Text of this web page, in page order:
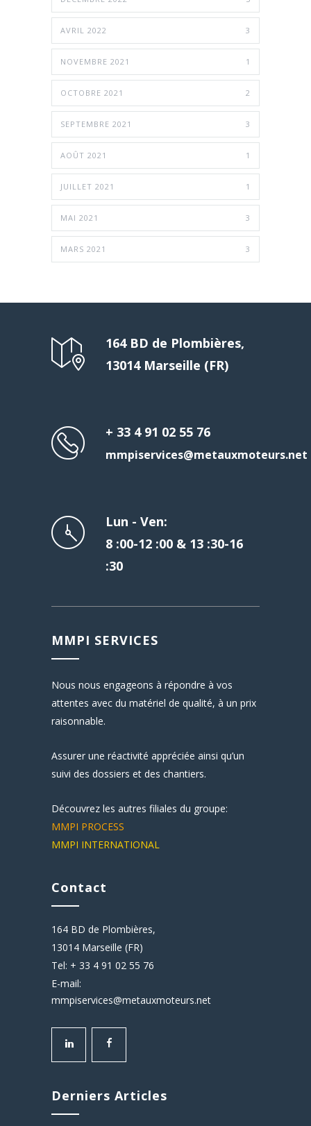
AVRIL 2022 3
NOVEMBRE 2021 1
OCTOBRE 2021 2
SEPTEMBRE 2021 3
AOÛT 2021 1
JUILLET 2021 1
MAI 2021 3
MARS 2021 3
164 BD de Plombières,
13014 Marseille (FR)
+ 33 4 91 02 55 76
mmpiservices@metauxmoteurs.net
Lun - Ven:
8 :00-12 :00 & 13 :30-16
:30
MMPI SERVICES
Nous nous engageons à répondre à vos
attentes avec du matériel de qualité, à un prix
raisonnable.
Assurer une réactivité appréciée ainsi qu’un
suivi des dossiers et des chantiers.
Découvrez les autres filiales du groupe:
MMPI PROCESS
MMPI INTERNATIONAL
Contact
164 BD de Plombières,
13014 Marseille (FR)
Tel: + 33 4 91 02 55 76
E-mail:
mmpiservices@metauxmoteurs.net
Derniers Articles